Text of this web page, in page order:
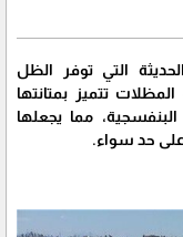
التي توفر الظل
تتميز بمتانتها
مما يجعلها
على حد سواء.